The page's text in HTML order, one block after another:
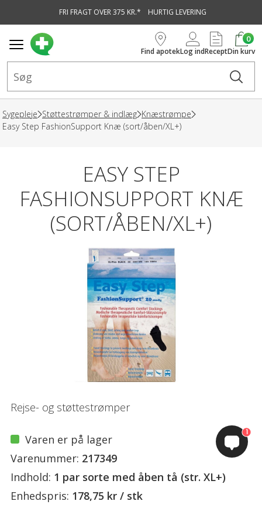
FRI FRAGT OVER 375 KR.* HURTIG LEVERING
Find apotekLog indRecept
0
Din kurv
Sygepleje Støttestrømper & indlæg Knæstrømpe
Easy Step FashionSupport Knæ (sort/åben/XL+)
EASY STEP
FASHIONSUPPORT KNÆ
(SORT/ÅBEN/XL+)
Rejse- og støttestrømper
Varen er på lager
Varenummer: 217349
Indhold: 1 par sorte med åben tå (str. XL+)
Enhedspris: 178,75 kr / stk
1